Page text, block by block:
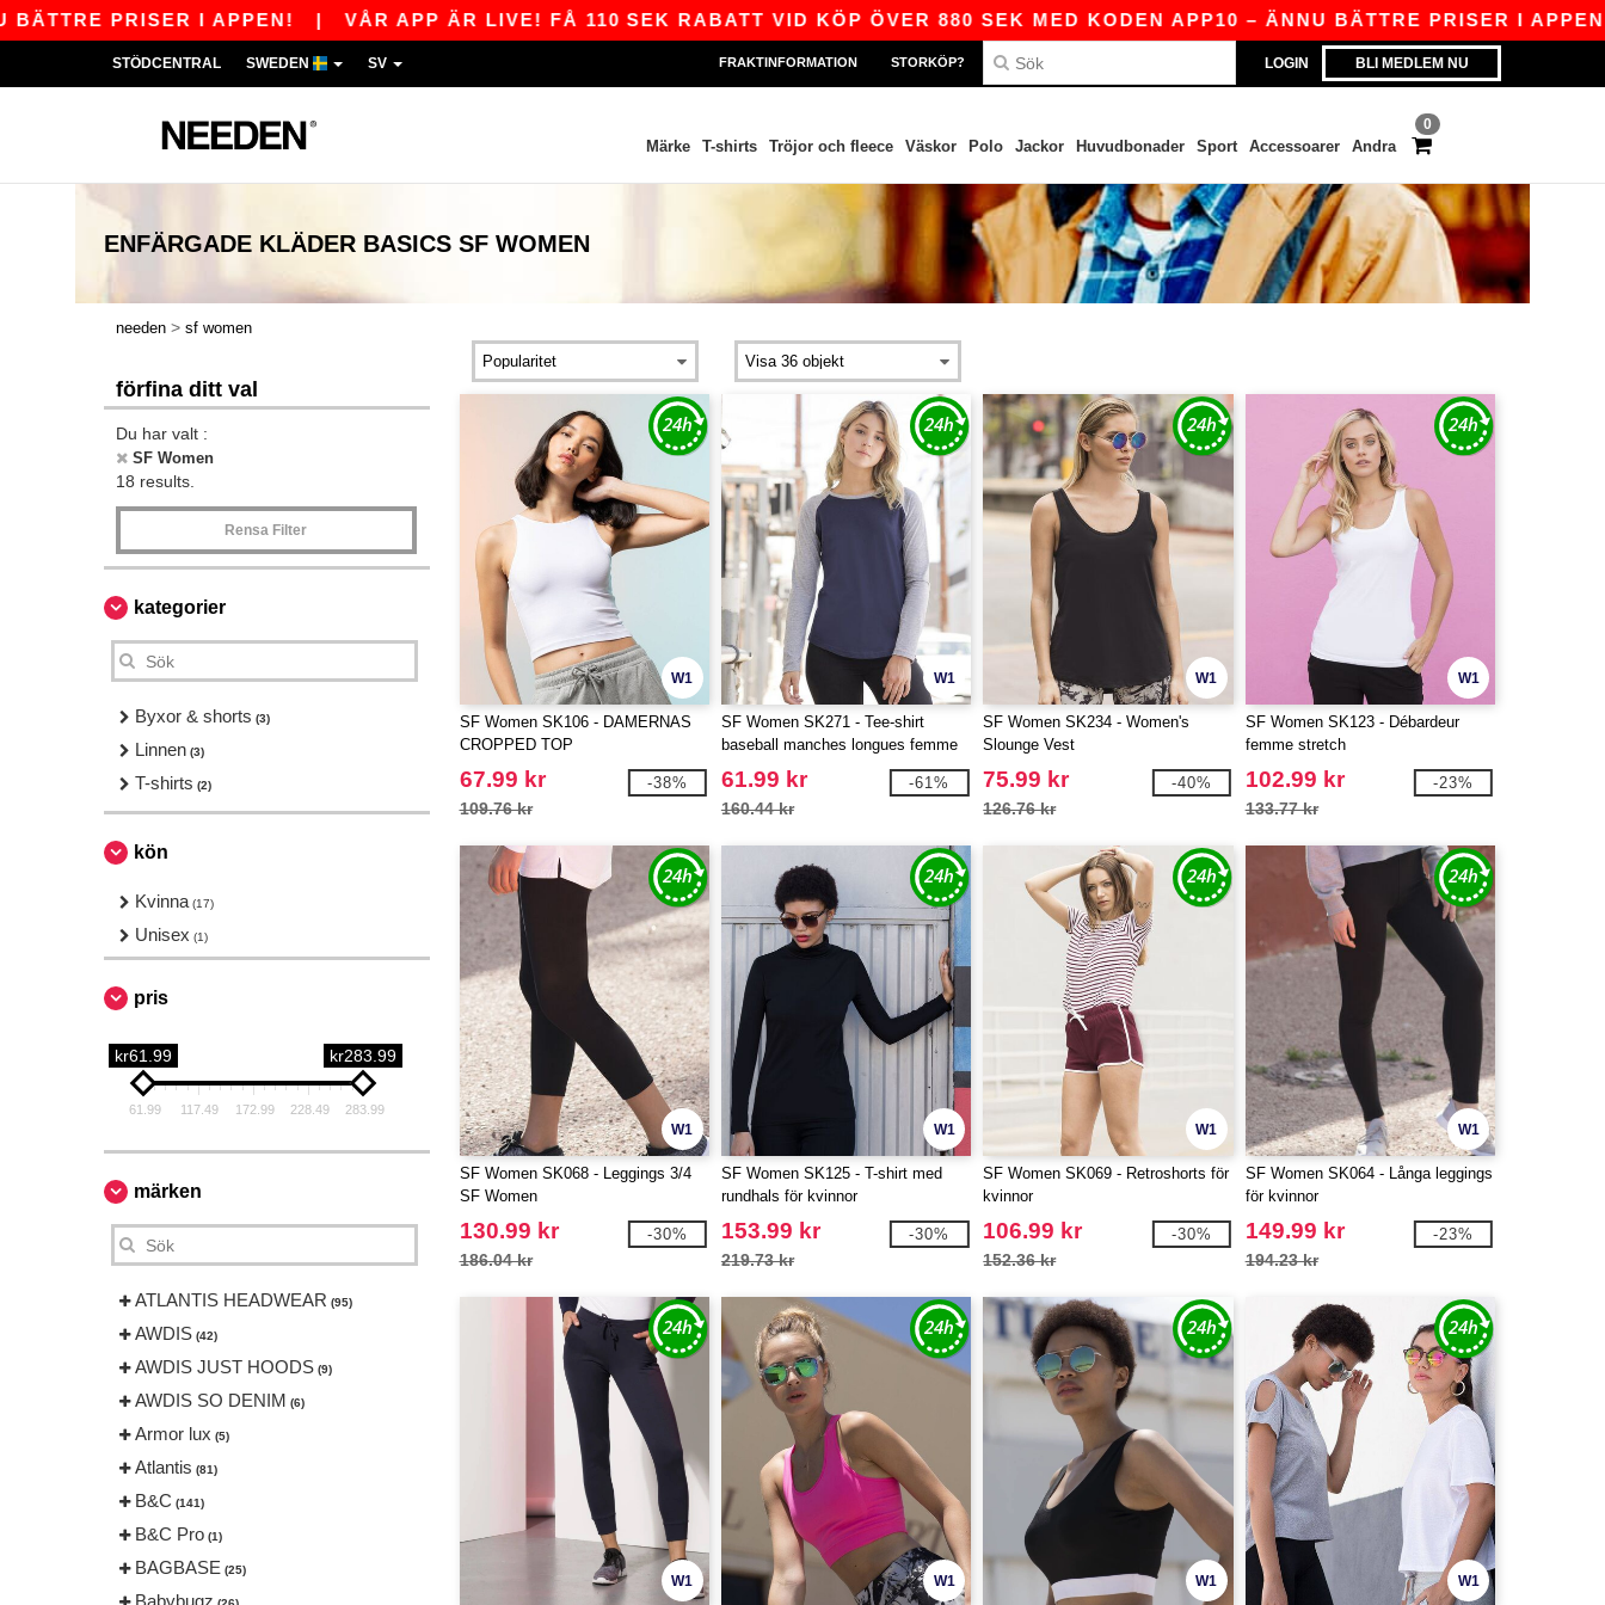
PRISER I APPEN!|VÅR APP ÄR LIVE! FÅ 110 SEK RABATT VID KÖP ÖVER 880 SEK MED KODEN APP10 – ÄNNU BÄTTRE PRISER I APPEN!|
LOGIN BLI MEDLEM NU
STÖDCENTRAL SWEDEN SV FRAKTINFORMATION STORKÖP?
0
Märke T-shirts Tröjor och fleece Väskor Polo Jackor Huvudbonader Sport Accessoarer Andra
ENFÄRGADE KLÄDER BASICS SF WOMEN
needen > sf women
förfina ditt val
Du har valt :
SF Women
18 results.
Rensa Filter
kategorier
Byxor & shorts (3)
Linnen (3)
T-shirts (2)
kön
Kvinna (17)
Unisex (1)
pris
kr61.99 kr283.99
61.99 117.49 172.99 228.49 283.99
märken
ATLANTIS HEADWEAR (95)
AWDIS (42)
AWDIS JUST HOODS (9)
AWDIS SO DENIM (6)
Armor lux (5)
Atlantis (81)
B&C (141)
B&C Pro (1)
BAGBASE (25)
Babybugz
W1
SF Women SK106 - DAMERNAS
CROPPED TOP
67.99 kr
109.76 kr
-38%
W1
SF Women SK271 - Tee-shirt
baseball manches longues femme
61.99 kr
160.44 kr
-61%
W1
SF Women SK234 - Women's
Slounge Vest
75.99 kr
126.76 kr
-40%
W1
SF Women SK123 - Débardeur
femme stretch
102.99 kr
133.77 kr
-23%
W1
SF Women SK068 - Leggings 3/4
SF Women
130.99 kr
186.04 kr
-30%
W1
SF Women SK125 - T-shirt med
rundhals för kvinnor
153.99 kr
219.73 kr
-30%
W1
SF Women SK069 - Retroshorts för
kvinnor
106.99 kr
152.36 kr
-30%
W1
SF Women SK064 - Långa leggings
för kvinnor
149.99 kr
194.23 kr
-23%
W1 W1 W1 W1